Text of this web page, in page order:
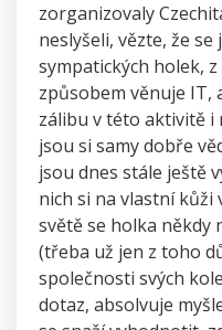
zorganizovaly
neslyšeli, vězte, že
sympatických holek,
způsobem věnuje IT,
zálibu v této aktivitě i
jsou si samy dobře
jsou dnes stále ještě
nich si na vlastní kůži
světě se holka někdy
(třeba už jen z toho
společnosti svých
dotaz, absolvuje